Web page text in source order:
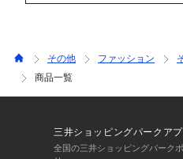
その他 ファッション
商品一覧
三井ショッピングパークアプ
全国の三井ショッピングパーク